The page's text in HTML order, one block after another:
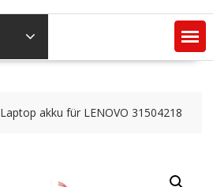
Laptop akku für LENOVO 31504218